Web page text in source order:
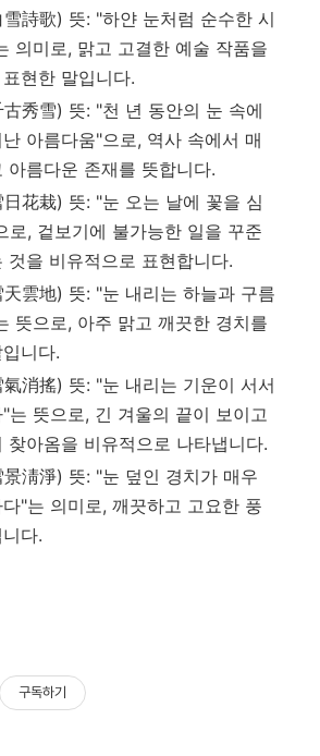
詩歌) 뜻: "하얀 눈처럼 순수한 시
의미로, 맑고 고결한 예술 작품을
현한 말입니다.
秀雪) 뜻: "천 년 동안의 눈 속에
아름다움"으로, 역사 속에서 매
아름다운 존재를 뜻합니다.
花栽) 뜻: "눈 오는 날에 꽃을 심
로, 겉보기에 불가능한 일을 꾸준
것을 비유적으로 표현합니다.
雲地) 뜻: "눈 내리는 하늘과 구름
뜻으로, 아주 맑고 깨끗한 경치를
니다.
消搖) 뜻: "눈 내리는 기운이 서서
는 뜻으로, 긴 겨울의 끝이 보이고
찾아옴을 비유적으로 나타냅니다.
淸淨) 뜻: "눈 덮인 경치가 매우
"는 의미로, 깨끗하고 고요한 풍
다.
구독하기